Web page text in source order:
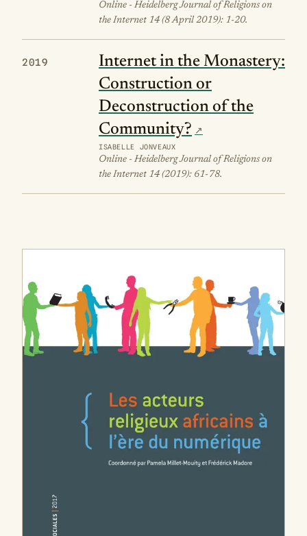
Online - Heidelberg Journal of Religions on
the Internet 14 (8 April 2019): 1-20.
2019
Internet in the Monastery:
Construction or
Deconstruction of the
Community?
ISABELLE JONVEAUX
Online - Heidelberg Journal of Religions on
the Internet 14 (2019): 61-78.